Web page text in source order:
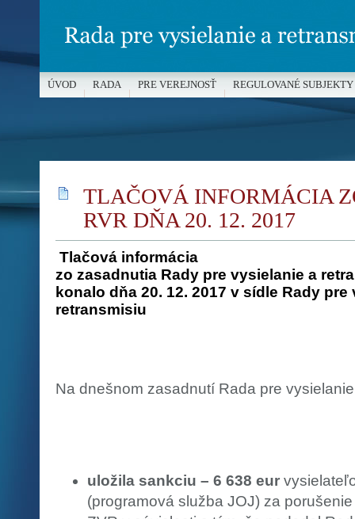
TLAČOVÁ INFORMÁCIA
RVR DŇA 20. 12. 2017
Tlačová informácia
zo zasadnutia Rady pre vysielanie a
konalo dňa 20. 12. 2017 v sídle Rady pre
retransmisiu
Na dnešnom zasadnutí Rada pre
uložila sankciu – 6 638 eur
(programová služba JOJ) za
ÚVOD RADA PRE VEREJNOSŤ REGULOVANÉ SUBJEKTY